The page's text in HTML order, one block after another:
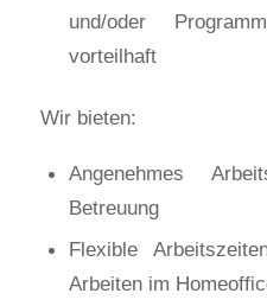
und/oder
vorteilhaft
Wir bieten:
Angenehmes
Betreuung
Flexible
Arbeiten im